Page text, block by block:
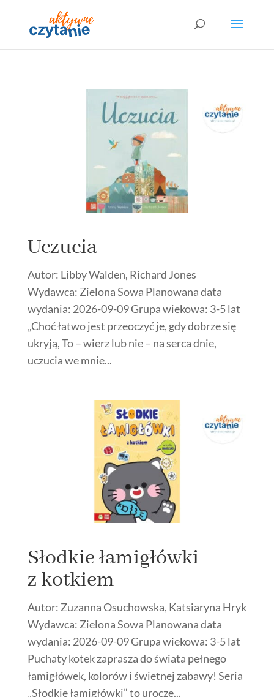
Uczucia
Autor: Libby Walden, Richard Jones
Wydawca: Zielona Sowa Planowana data
wydania: 2026-09-09 Grupa wiekowa: 3-5 lat
„Choć łatwo jest przeoczyć je, gdy dobrze się
ukryją, To – wierz lub nie – na serca dnie,
uczucia we mnie...
Słodkie łamigłówki
z kotkiem
Autor: Zuzanna Osuchowska, Katsiaryna Hryk
Wydawca: Zielona Sowa Planowana data
wydania: 2026-09-09 Grupa wiekowa: 3-5 lat
Puchaty kotek zaprasza do świata pełnego
łamigłówek, kolorów i świetnej zabawy! Seria
„Słodkie łamigłówki” to urocze...